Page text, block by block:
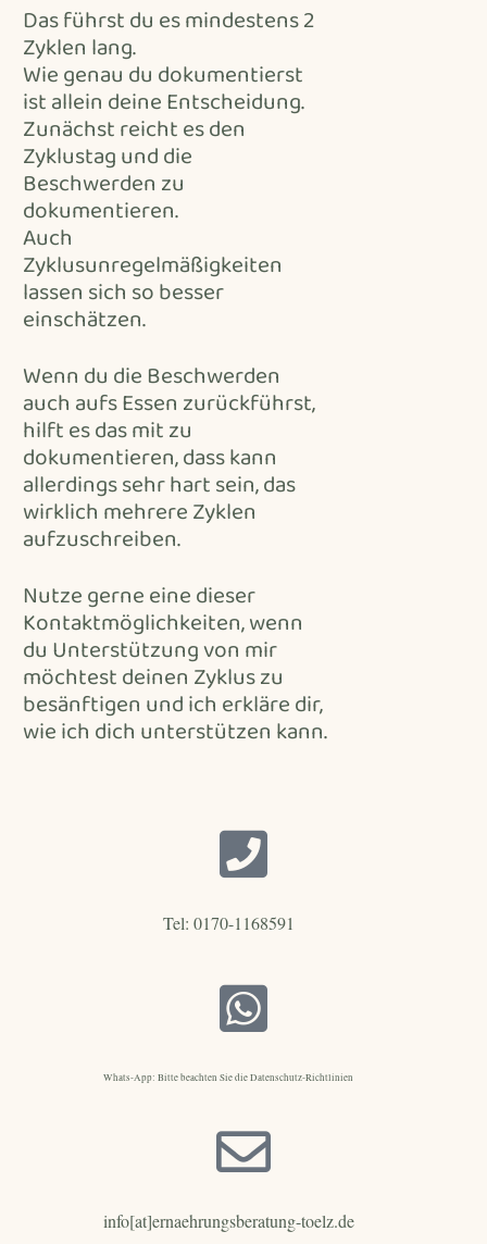
Das führst du es mindestens 2
Zyklen lang.
Wie genau du dokumentierst
ist allein deine Entscheidung.
Zunächst reicht es den
Zyklustag und die
Beschwerden zu
dokumentieren.
Auch
Zyklusunregelmäßigkeiten
lassen sich so besser
einschätzen.
Wenn du die Beschwerden
auch aufs Essen zurückführst,
hilft es das mit zu
dokumentieren, dass kann
allerdings sehr hart sein, das
wirklich mehrere Zyklen
aufzuschreiben.
Nutze gerne eine dieser
Kontaktmöglichkeiten, wenn
du Unterstützung von mir
möchtest deinen Zyklus zu
besänftigen und ich erkläre dir,
wie ich dich unterstützen kann.
Tel: 0170-1168591
Whats-App: Bitte beachten Sie die Datenschutz-Richtlinien
info[at]ernaehrungsberatung-toelz.de